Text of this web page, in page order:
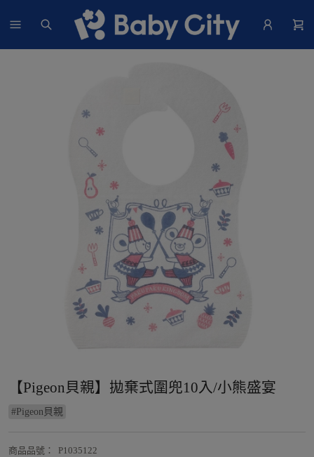
【Pigeon貝親】拋棄式圍兜10入/小熊盛宴
# Pigeon貝親
商品品號 ： P1035122